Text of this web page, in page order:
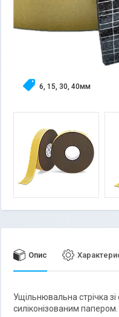
6, 15, 30, 40мм
Опис
Ущільнювальна стрічка
силіконізованим папером.